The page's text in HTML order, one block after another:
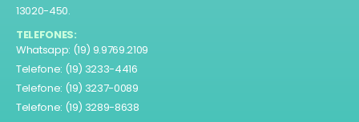
13020-450.
TELEFONES:
Whatsapp: (19) 9.9769.2109
Telefone: (19) 3233-4416
Telefone: (19) 3237-0089
Telefone: (19) 3289-8638